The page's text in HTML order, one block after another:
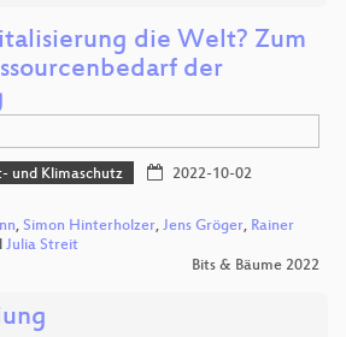
die Welt? Zum
der
und Klimaschutz
2022-10-02
, Simon Hinterholzer, Jens Gröger, Rainer
Julia Streit
Bits & Bäume 2022